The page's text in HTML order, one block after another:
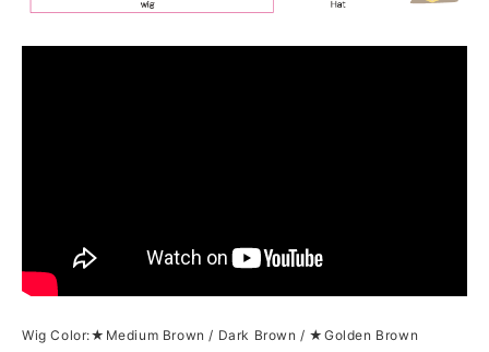
Wig Color:★Medium Brown / Dark Brown / ★Golden Brown